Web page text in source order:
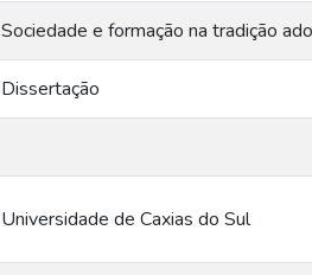
Sociedade e formação na tradição
Dissertação
Universidade de Caxias do Sul